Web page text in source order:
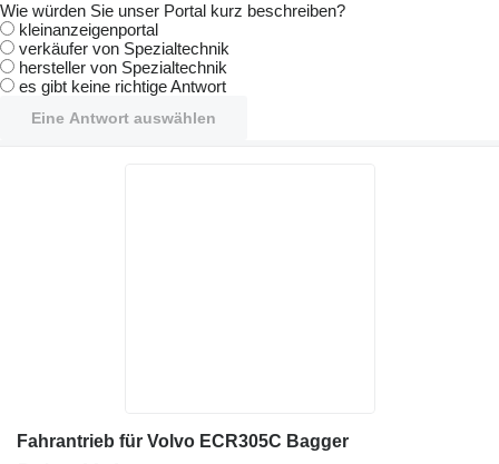
Wie würden Sie unser Portal kurz beschreiben?
kleinanzeigenportal
verkäufer von Spezialtechnik
hersteller von Spezialtechnik
es gibt keine richtige Antwort
Eine Antwort auswählen
Fahrantrieb für Volvo ECR305C Bagger